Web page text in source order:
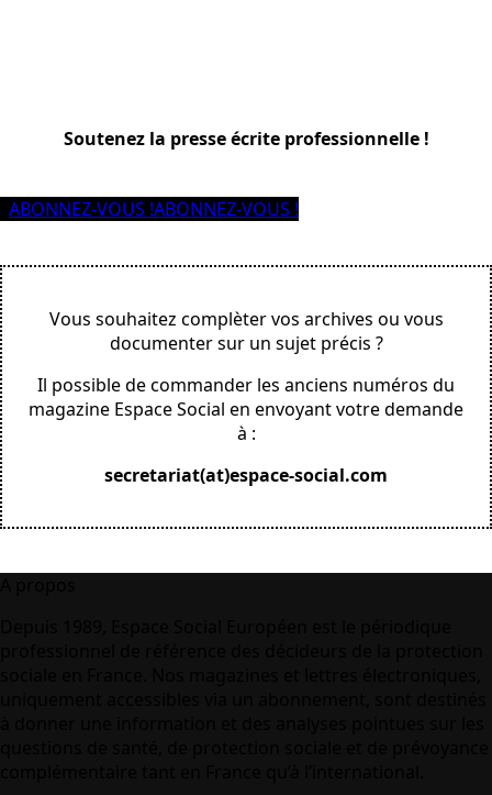
Soutenez la presse écrite professionnelle !
ABONNEZ-VOUS !ABONNEZ-VOUS !
Vous souhaitez complèter vos archives ou vous
documenter sur un sujet précis ?
Il possible de commander les anciens numéros du
magazine Espace Social en envoyant votre demande
à :
secretariat(at)espace-social.com